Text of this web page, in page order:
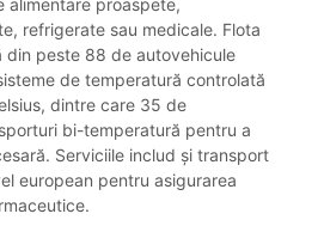
alimentare proaspete,
refrigerate sau medicale. Flota
din peste 88 de autovehicule
de temperatură controlată
dintre care 35 de
bi-temperatură pentru a
Serviciile includ și transport
european pentru asigurarea